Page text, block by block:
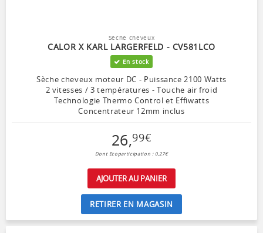
Sèche cheveux
CALOR X KARL LARGERFELD - CV581LCO
En stock
Sèche cheveux moteur DC - Puissance 2100 Watts
2 vitesses / 3 températures - Touche air froid
Technologie Thermo Control et Effiwatts
Concentrateur 12mm inclus
26,99€
Dont Ecoparticipation : 0,27€
AJOUTER AU PANIER
RETIRER EN MAGASIN